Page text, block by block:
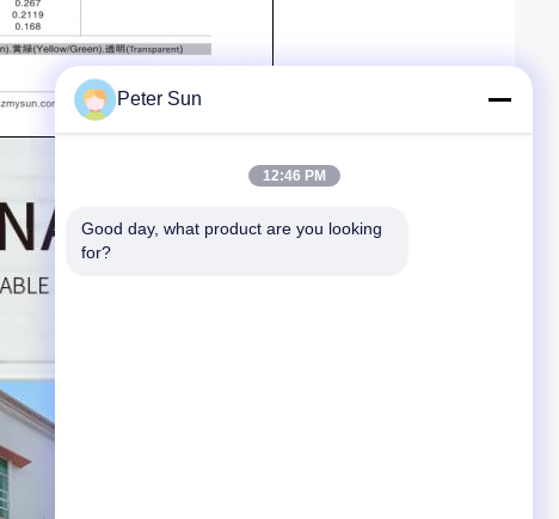
Peter Sun
12:46 PM
Good day, what product are you looking
for?